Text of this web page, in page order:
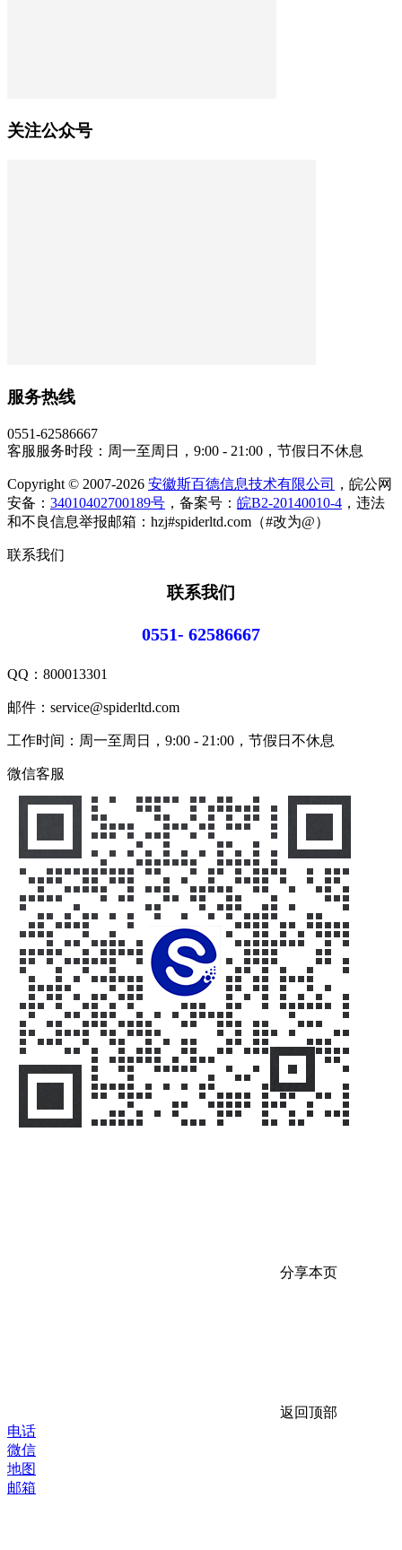
关注公众号
服务热线
0551-62586667
客服服务时段：周一至周日，9:00 - 21:00，节假日不休息
Copyright © 2007-2026 安徽斯百德信息技术有限公司
，皖公网
安备： 34010402700189号 ，备案号： 皖B2-20140010-4 ，违法
和不良信息举报邮箱：hzj#spiderltd.com（#改为@）
联系我们
联系我们
0551- 62586667
QQ： 800013301
邮件：service@spiderltd.com
工作时间：周一至周日，9:00 - 21:00，节假日不休息
微信客服
分享本页
返回顶部
电话
微信
地图
邮箱